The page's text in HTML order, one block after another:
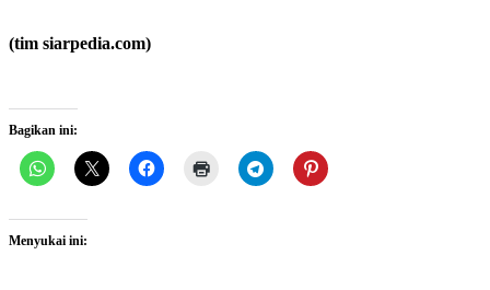
(tim siarpedia.com)
Bagikan ini:
Menyukai ini: